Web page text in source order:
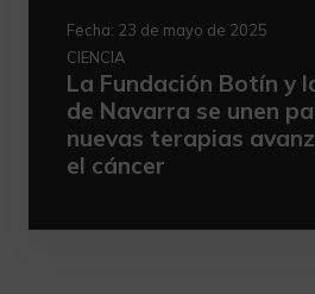
Fecha: 23 de mayo de 2025
CIENCIA
La Fundación Botín y
de Navarra se unen
nuevas terapias
el cáncer